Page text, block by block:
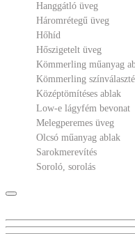
Hanggátló üveg
Háromrétegű üveg
Hőhíd
Hőszigetelt üveg
Kömmerling műanyag
Kömmerling
Középtömítéses ablak
Low-e lágyfém bevonat
Melegperemes üveg
Olcsó műanyag ablak
Sarokmerevítés
Soroló, sorolás